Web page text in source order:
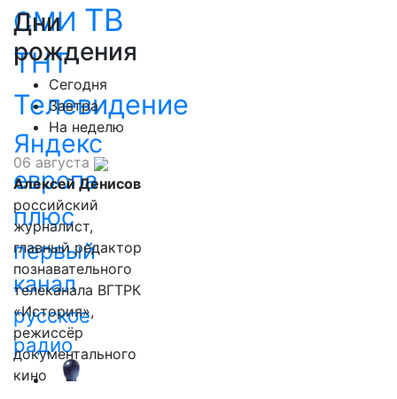
СМИ ТВ
ТНТ
Телевидение
Яндекс
европа
плюс
первый
канал
русское
радио
Дни
рождения
Сегодня
Завтра
На неделю
06 августа
Алексей Денисов
российский
журналист,
главный редактор
познавательного
телеканала ВГТРК
«История»,
режиссёр
документального
кино